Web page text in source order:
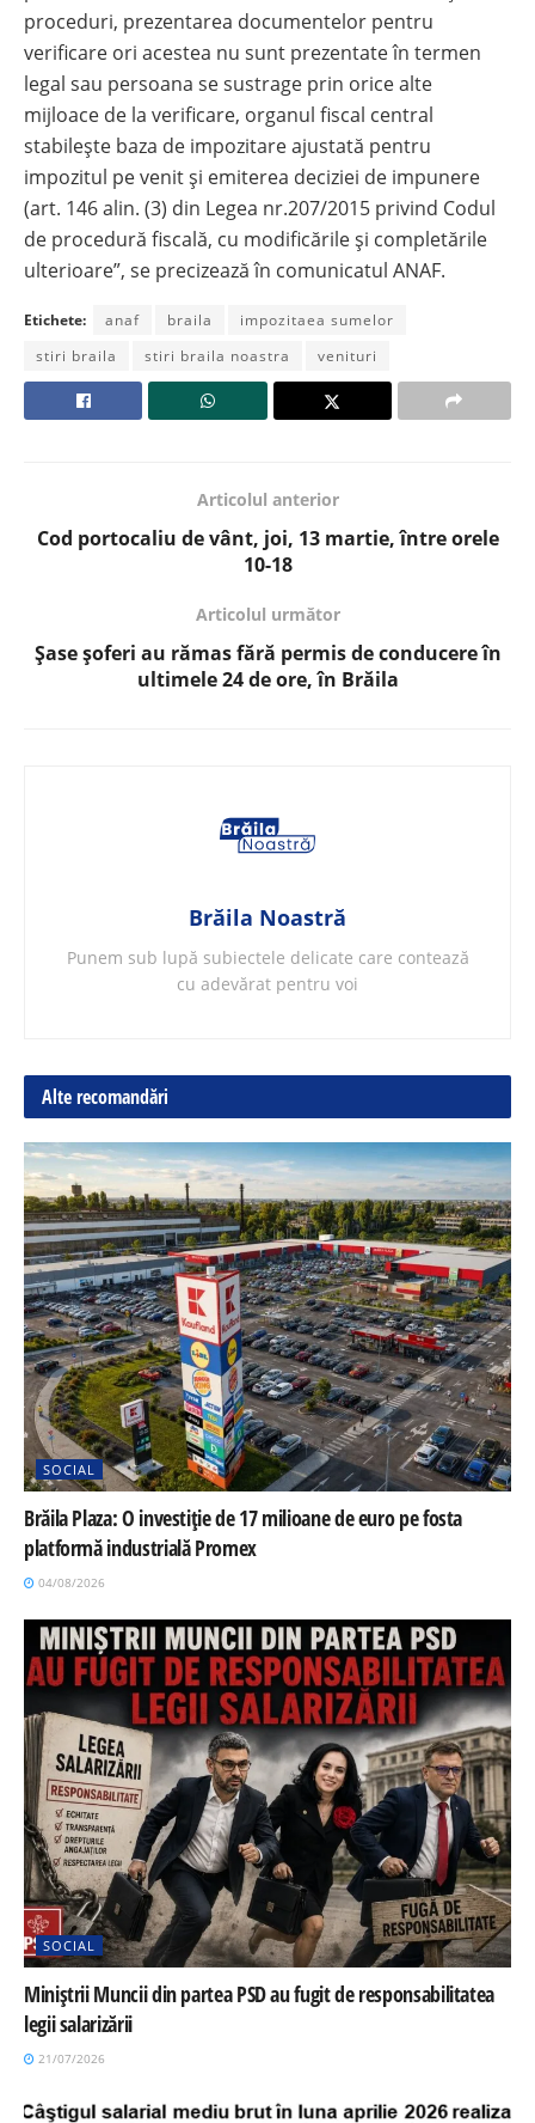
proceduri, prezentarea documentelor pentru
verificare ori acestea nu sunt prezentate în termen
legal sau persoana se sustrage prin orice alte
mijloace de la verificare, organul fiscal central
stabilește baza de impozitare ajustată pentru
impozitul pe venit și emiterea deciziei de impunere
(art. 146 alin. (3) din Legea nr.207/2015 privind Codul
de procedură fiscală, cu modificările și completările
ulterioare”, se precizează în comunicatul ANAF.
Etichete: anaf braila
impozitaea sumelor
stiri braila
stiri braila noastra venituri
Articolul anterior
Cod portocaliu de vânt, joi, 13 martie, între orele
10-18
Articolul următor
Șase șoferi au rămas fără permis de conducere în
ultimele 24 de ore, în Brăila
Brăila Noastră
Punem sub lupă subiectele delicate care contează
cu adevărat pentru voi
Alte recomandări
SOCIAL
Brăila Plaza: O investiție de 17 milioane de euro pe fosta
platformă industrială Promex
04/08/2026
SOCIAL
Miniștrii Muncii din partea PSD au fugit de responsabilitatea
legii salarizării
21/07/2026